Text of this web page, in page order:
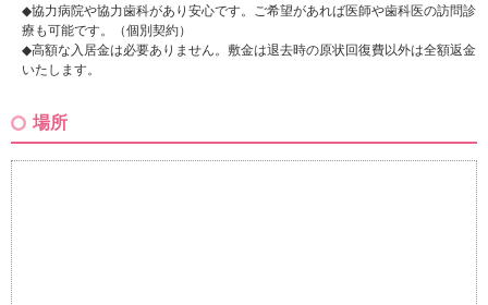
◆協力病院や協力歯科があり安心です。ご希望があれば医師や歯科医の訪問診
療も可能です。（個別契約）
◆高額な入居金は必要ありません。敷金は退去時の原状回復費以外は全額返金
いたします。
場所